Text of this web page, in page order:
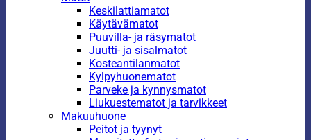
Keskilattiamatot
Käytävämatot
Puuvilla- ja räsymatot
Juutti- ja sisalmatot
Kosteantilanmatot
Kylpyhuonematot
Parveke ja kynnysmatot
Liukuestematot ja tarvikkeet
Makuuhuone
Peitot ja tyynyt